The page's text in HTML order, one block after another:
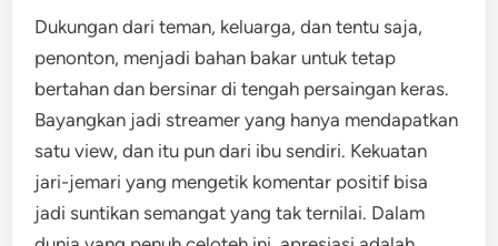
Dukungan dari teman, keluarga, dan tentu saja,
penonton, menjadi bahan bakar untuk tetap
bertahan dan bersinar di tengah persaingan keras.
Bayangkan jadi streamer yang hanya mendapatkan
satu view, dan itu pun dari ibu sendiri. Kekuatan
jari-jemari yang mengetik komentar positif bisa
jadi suntikan semangat yang tak ternilai. Dalam